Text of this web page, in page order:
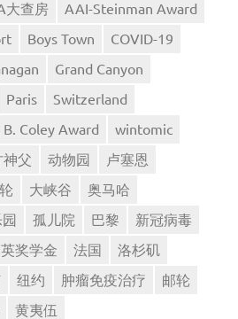
大查房
AAI-Steinman Award
Boys Town
COVID-19
Grand Canyon
Paris
Switzerland
Coley Award
wintomic
父 动物园
卢塞恩
大峡谷
奥马哈
孤儿院 巴黎
新冠病毒
奖学金 法国
洛杉矶
纽约 肿瘤免疫治疗
邮轮
黄夷伍